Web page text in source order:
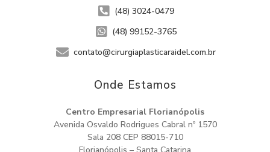
(48) 3024-0479
(48) 99152-3765
contato@cirurgiaplasticaraidel.com.br
Onde Estamos​
Centro Empresarial Florianópolis
Avenida Osvaldo Rodrigues Cabral nº 1570
Sala 208 CEP 88015-710